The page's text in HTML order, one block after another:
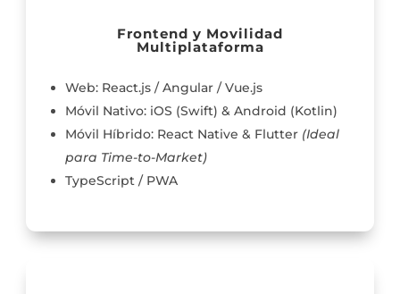
Frontend y Movilidad
Multiplataforma
Web: React.js / Angular / Vue.js
Móvil Nativo: iOS (Swift) & Android (Kotlin)
Móvil Híbrido: React Native & Flutter (Ideal
para Time-to-Market)
TypeScript / PWA